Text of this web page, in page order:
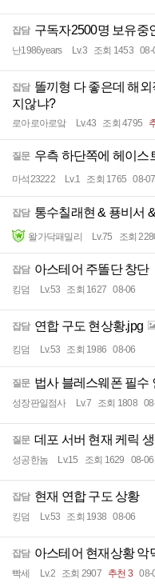
잡담 구독자2500명 보유중
난1986years Lv.3 조회 1453 08-
잡담 똘끼형 다 좋은데 해
지않냐?
로아로아로앜 Lv.43 조회 4795
질문 우측 하단쪽에 헤이스
마석23222 Lv.1 조회 1765 08-07
잡담 통수칠래현 & 푱비서
왈가닥패밀리 Lv.75 조회
잡담 아스테어 주똘단 창단
킹덤 Lv.53 조회 1627 08-06
잡담 연합 구도 현상황.jpg
킹덤 Lv.53 조회 1986 08-06
질문 법사 블레스웨폰 필수
성장판일점사 Lv.7 조회 1808
질문 데포 서버 현재 케릭
성공한놈 Lv.15 조회 1629 08-06
잡담 현재 연합 구도 상황
킹덤 Lv.53 조회 1938 08-06
잡담 아스테어 현재상황 악
빡세 Lv.2 조회 2907 추천 3 08-